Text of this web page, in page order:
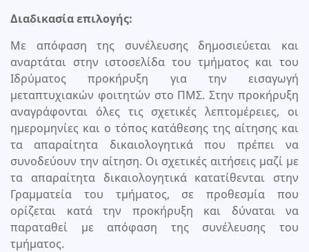
Διαδικασία επιλογής:
Με απόφαση της συνέλευσης δημοσιεύεται και
αναρτάται στην ιστοσελίδα του τμήματος και του
Ιδρύματος προκήρυξη για την εισαγωγή
μεταπτυχιακών φοιτητών στο ΠΜΣ. Στην προκήρυξη
αναγράφονται όλες τις σχετικές λεπτομέρειες, οι
ημερομηνίες και ο τόπος κατάθεσης της αίτησης και
τα απαραίτητα δικαιολογητικά που πρέπει να
συνοδεύουν την αίτηση. Οι σχετικές αιτήσεις μαζί με
τα απαραίτητα δικαιολογητικά κατατίθενται στην
Γραμματεία του τμήματος, σε προθεσμία που
ορίζεται κατά την προκήρυξη και δύναται να
παραταθεί με απόφαση της συνέλευσης του
τμήματος.